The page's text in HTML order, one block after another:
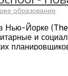
образование
Нью-Йорке (The
и